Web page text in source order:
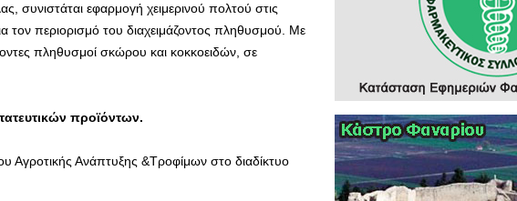
εφαρμογή χειμερινού πολτού στις
τον περιορισμό του διαχειμάζοντος πληθυσμού. Με
πληθυσμοί σκώρου και κοκκοειδών, σε
προϊόντων.
Αγροτικής Ανάπτυξης &Τροφίμων στο διαδίκτυο